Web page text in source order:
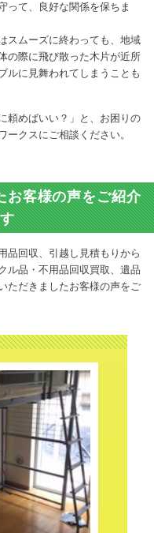
って、良好な関係を保ちま
スムーズに終わっても、地域
の際に飛び散った木片が近所
ルに見舞われてしまうことも
頼めばいい？」と、お困りの
クスにご相談ください。
お客様の声をご紹介
品回収、引越し見積もりから
ル品・不用品回収買取、遺品
ただきましたお客様の声をご